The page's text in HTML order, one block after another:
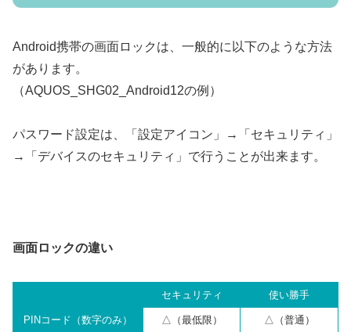
Android携帯の画面ロックは、一般的に以下のような方法
があります。
（AQUOS_SHG02_Android12の例）
パスワード設定は、「設定アイコン」→「セキュリティ」
→「デバイスのセキュリティ」で行うことが出来ます。
画面ロックの違い
セキュリティ 使い勝手
PINコード（数字のみ） △（最低限） △（普通）